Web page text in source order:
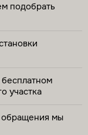
подобрать
участка
обращения мы